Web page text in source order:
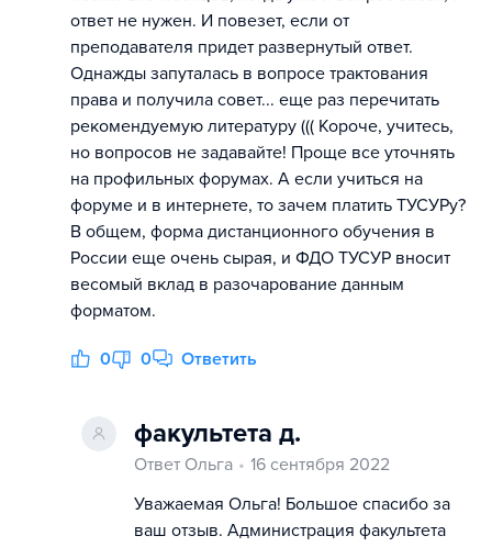
ответ не нужен. И повезет, если от
преподавателя придет развернутый ответ.
Однажды запуталась в вопросе трактования
права и получила совет... еще раз перечитать
рекомендуемую литературу ((( Короче, учитесь,
но вопросов не задавайте! Проще все уточнять
на профильных форумах. А если учиться на
форуме и в интернете, то зачем платить ТУСУРу?
В общем, форма дистанционного обучения в
России еще очень сырая, и ФДО ТУСУР вносит
весомый вклад в разочарование данным
форматом.
0 0 Ответить
факультета д.
Ответ Ольга
16 сентября 2022
Уважаемая Ольга! Большое спасибо за
ваш отзыв. Администрация факультета